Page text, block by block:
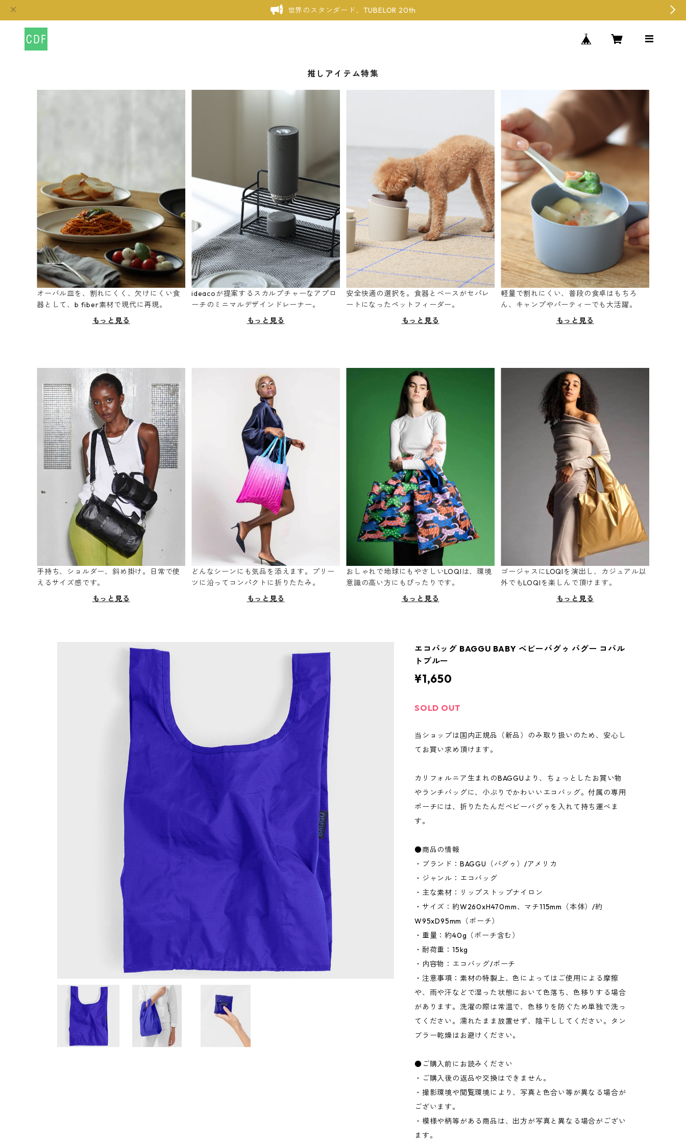
世界のスタンダード、TUBELOR 20th
推しアイテム特集
オーバル皿を、割れにくく、欠けにくい食
器として、b fiber素材で現代に再現。
もっと見る
ideacoが提案するスカルプチャーなアプロ
ーチのミニマルデザインドレーナー。
もっと見る
安全快適の選択を。食器とベースがセパレ
ートになったペットフィーダー。
もっと見る
軽量で割れにくい、普段の食卓はもちろ
ん、キャンプやパーティーでも大活躍。
もっと見る
手持ち、ショルダー、斜め掛け。日常で使
えるサイズ感です。
もっと見る
どんなシーンにも気品を添えます。プリー
ツに沿ってコンパクトに折りたたみ。
もっと見る
おしゃれで地球にもやさしいLOQIは、環境
意識の高い方にもぴったりです。
もっと見る
ゴージャスにLOQIを演出し、カジュアル以
外でもLOQIを楽しんで頂けます。
もっと見る
エコバッグ BAGGU BABY ベビーバグゥ バグー コバル
トブルー
¥1,650
SOLD OUT
当ショップは国内正規品（新品）のみ取り扱いのため、安心し
てお買い求め頂けます。
カリフォルニア生まれのBAGGUより、ちょっとしたお買い物
やランチバッグに、小ぶりでかわいいエコバッグ。付属の専用
ポーチには、折りたたんだベビーバグゥを入れて持ち運べま
す。
●商品の情報
・ブランド：BAGGU（バグゥ）/アメリカ
・ジャンル：エコバッグ
・主な素材：リップストップナイロン
・サイズ：約W260xH470mm、マチ115mm（本体）/約
W95xD95mm（ポーチ）
・重量：約40g（ポーチ含む）
・耐荷重：15kg
・内容物：エコバッグ/ポーチ
・注意事項：素材の特製上、色によってはご使用による摩擦
や、雨や汗などで湿った状態において色落ち、色移りする場合
があります。洗濯の際は常温で、色移りを防ぐため単独で洗っ
てください。濡れたまま放置せず、陰干ししてください。タン
ブラー乾燥はお避けください。
●ご購入前にお読みください
・ご購入後の返品や交換はできません。
・撮影環境や閲覧環境により、写真と色合い等が異なる場合が
ございます。
・模様や柄等がある商品は、出方が写真と異なる場合がござい
ます。